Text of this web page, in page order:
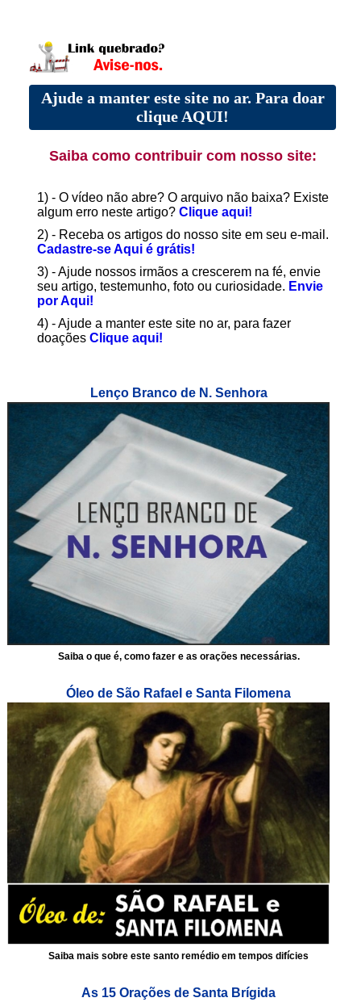
Ajude a manter este site no ar. Para doar
clique AQUI!
Saiba como contribuir com nosso site:
1) - O vídeo não abre? O arquivo não baixa? Existe
algum erro neste artigo? Clique aqui!
2) - Receba os artigos do nosso site em seu e-mail.
Cadastre-se Aqui é grátis!
3) - Ajude nossos irmãos a crescerem na fé, envie
seu artigo, testemunho, foto ou curiosidade. Envie
por Aqui!
4) - Ajude a manter este site no ar, para fazer
doações Clique aqui!
Lenço Branco de N. Senhora
Saiba o que é, como fazer e as orações necessárias.
Óleo de São Rafael e Santa Filomena
Saiba mais sobre este santo remédio em tempos difícies
As 15 Orações de Santa Brígida